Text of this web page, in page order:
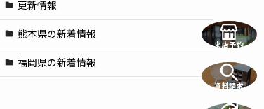
来店予約
資料請求
更新情報
熊本県の新着情報
福岡県の新着情報